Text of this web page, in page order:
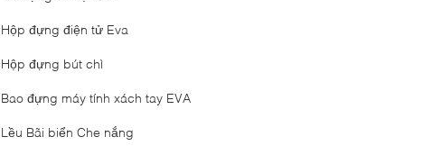
Hộp đựng điện tử Eva
Hộp đựng bút chì
Bao đựng máy tính xách tay EVA
Lều Bãi biển Che nắng